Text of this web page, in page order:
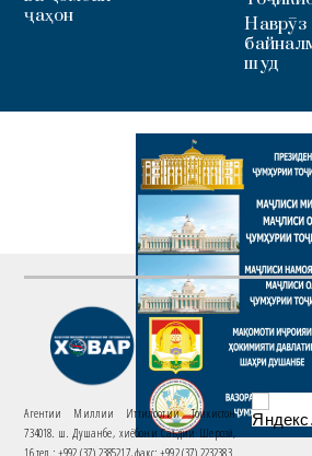
ҷаҳон
Наврӯз
шуд
Агентии Миллии Иттилоотии Тоҷикистон
734018. ш. Душанбе, хиёбони Саъдии Шерозӣ,
16 тел.: +992 (37) 2385217, факс: +992 (37) 2232383